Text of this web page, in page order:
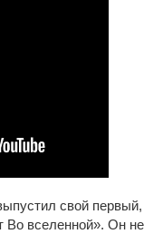
свой первый,
Во вселенной». Он не